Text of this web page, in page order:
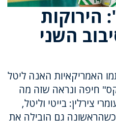
הירוקות
השני
האמריקאיות האנה ליטל
חיפה ונראה שזה מה
צירלין: בייטי וליטל,
גם הובילה את